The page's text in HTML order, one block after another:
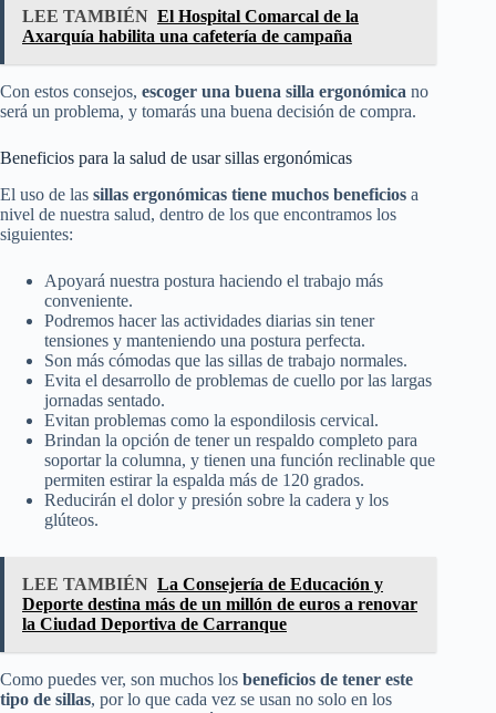
LEE TAMBIÉN El Hospital Comarcal de la
Axarquía habilita una cafetería de campaña
Con estos consejos, escoger una buena silla ergonómica no
será un problema, y tomarás una buena decisión de compra.
Beneficios para la salud de usar sillas ergonómicas
El uso de las sillas ergonómicas tiene muchos beneficios a
nivel de nuestra salud, dentro de los que encontramos los
siguientes:
Apoyará nuestra postura haciendo el trabajo más
conveniente.
Podremos hacer las actividades diarias sin tener
tensiones y manteniendo una postura perfecta.
Son más cómodas que las sillas de trabajo normales.
Evita el desarrollo de problemas de cuello por las largas
jornadas sentado.
Evitan problemas como la espondilosis cervical.
Brindan la opción de tener un respaldo completo para
soportar la columna, y tienen una función reclinable que
permiten estirar la espalda más de 120 grados.
Reducirán el dolor y presión sobre la cadera y los
glúteos.
LEE TAMBIÉN La Consejería de Educación y
Deporte destina más de un millón de euros a renovar
la Ciudad Deportiva de Carranque
Como puedes ver, son muchos los beneficios de tener este
tipo de sillas, por lo que cada vez se usan no solo en los